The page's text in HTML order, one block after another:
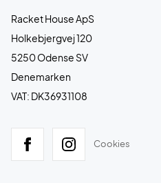
Racket House ApS
Holkebjergvej 120
5250 Odense SV
Denemarken
VAT: DK36931108
Cookies